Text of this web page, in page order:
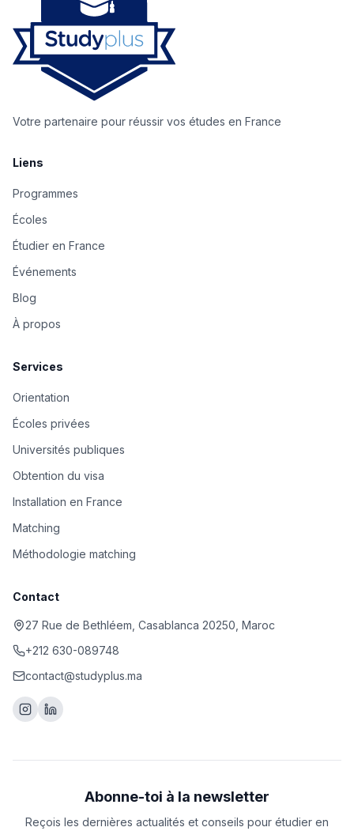
Votre partenaire pour réussir vos études en France
Liens
Programmes
Écoles
Étudier en France
Événements
Blog
À propos
Services
Orientation
Écoles privées
Universités publiques
Obtention du visa
Installation en France
Matching
Méthodologie matching
Contact
27 Rue de Bethléem, Casablanca 20250, Maroc
+212 630-089748
contact@studyplus.ma
Abonne-toi à la newsletter
Reçois les dernières actualités et conseils pour étudier en